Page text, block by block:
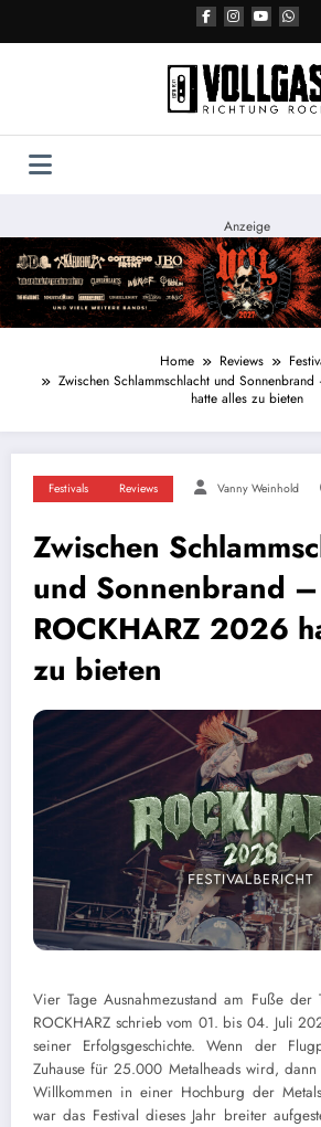
Anzeige
Home Reviews
Zwischen Schlammschlacht und
hatte alles zu bieten
Festivals Reviews Vanny Weinhold
Zwischen
und Sonnenbrand
ROCKHARZ 2026
zu bieten
Vier Tage Ausnahmezustand am Fuße der
ROCKHARZ schrieb vom 01. bis 04. Juli
seiner Erfolgsgeschichte. Wenn der
Zuhause für 25.000 Metalheads wird,
Willkommen in einer Hochburg der
war das Festival dieses Jahr breiter